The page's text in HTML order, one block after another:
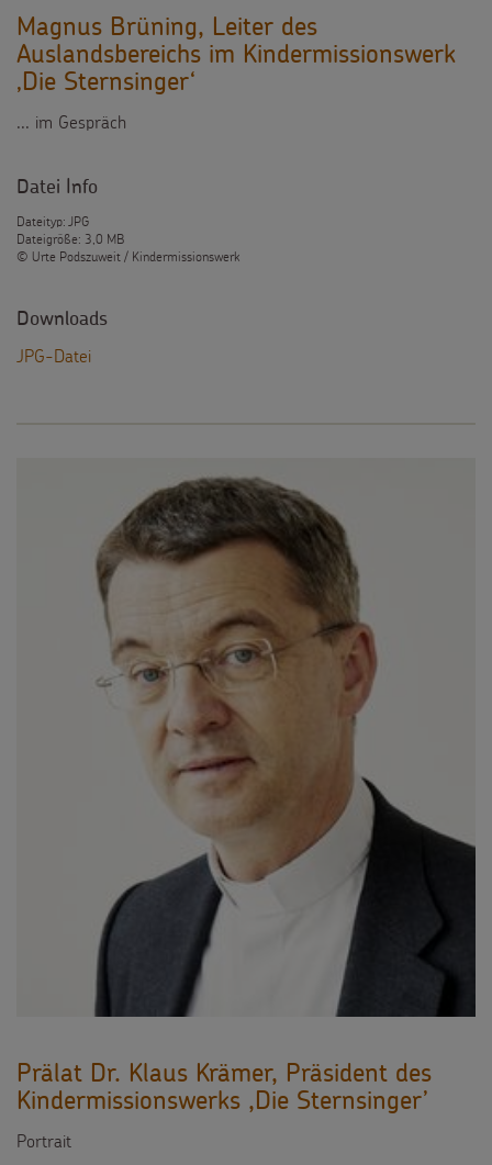
Testamentsspende
FAQ Spenden
Magnus Brüning, Leiter des
Auslandsbereichs im Kindermissionswerk
‚Die Sternsinger‘
... im Gespräch
Datei Info
Dateityp: JPG
Dateigröße: 3,0 MB
© Urte Podszuweit / Kindermissionswerk
Downloads
JPG-Datei
Prälat Dr. Klaus Krämer, Präsident des
Kindermissionswerks ,Die Sternsinger’
Portrait